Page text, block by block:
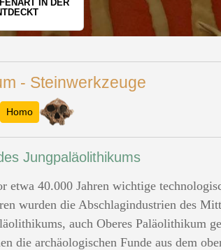
GRABHÜGEL?
- Steinwerkzeuge
Homo
Jungpaläolithikums
etwa 40.000 Jahren wichtige
wurden die Abschlagindustrien des
auch Oberes Paläolithikum
die archäologischen Funde aus dem